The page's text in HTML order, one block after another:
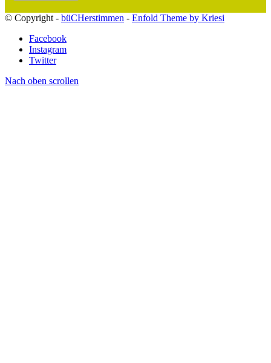
© Copyright - büCHerstimmen - Enfold Theme by Kriesi
Facebook
Instagram
Twitter
Nach oben scrollen